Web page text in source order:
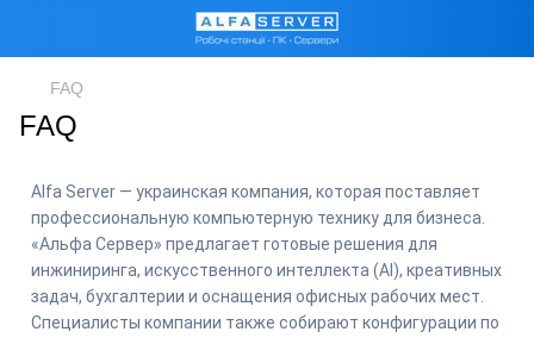
FAQ
FAQ
Alfa Server — украинская компания, которая поставляет
профессиональную компьютерную технику для бизнеса.
«Альфа Сервер» предлагает готовые решения для
инжиниринга, искусственного интеллекта (AI), креативных
задач, бухгалтерии и оснащения офисных рабочих мест.
Специалисты компании также собирают конфигурации по